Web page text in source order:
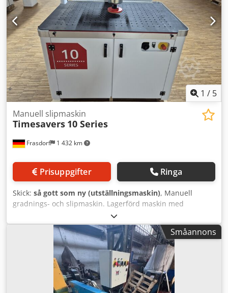
1 / 5
Frasdorf 1 432 km
Manuell slipmaskin
Timesavers 10 Series
Prisuppgifter Ringa
Skick: så gott som ny (utställningsmaskin), Manuell
gradnings- och slipmaskin. Lagerförd maskin med
utsugshuvar för bättre dammuppfångning. Codpfx Aswvt
Sfjm Rjrf
Småannons